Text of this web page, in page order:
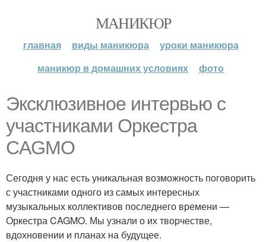
МАНИКЮР
главная виды маникюра
уроки маникюра
маникюр в домашних условиях
фото
Эксклюзивное интервью с
участниками Оркестра
CAGMO
Сегодня у нас есть уникальная возможность поговорить
с участниками одного из самых интересных
музыкальных коллективов последнего времени —
Оркестра CAGMO. Мы узнали о их творчестве,
вдохновении и планах на будущее.